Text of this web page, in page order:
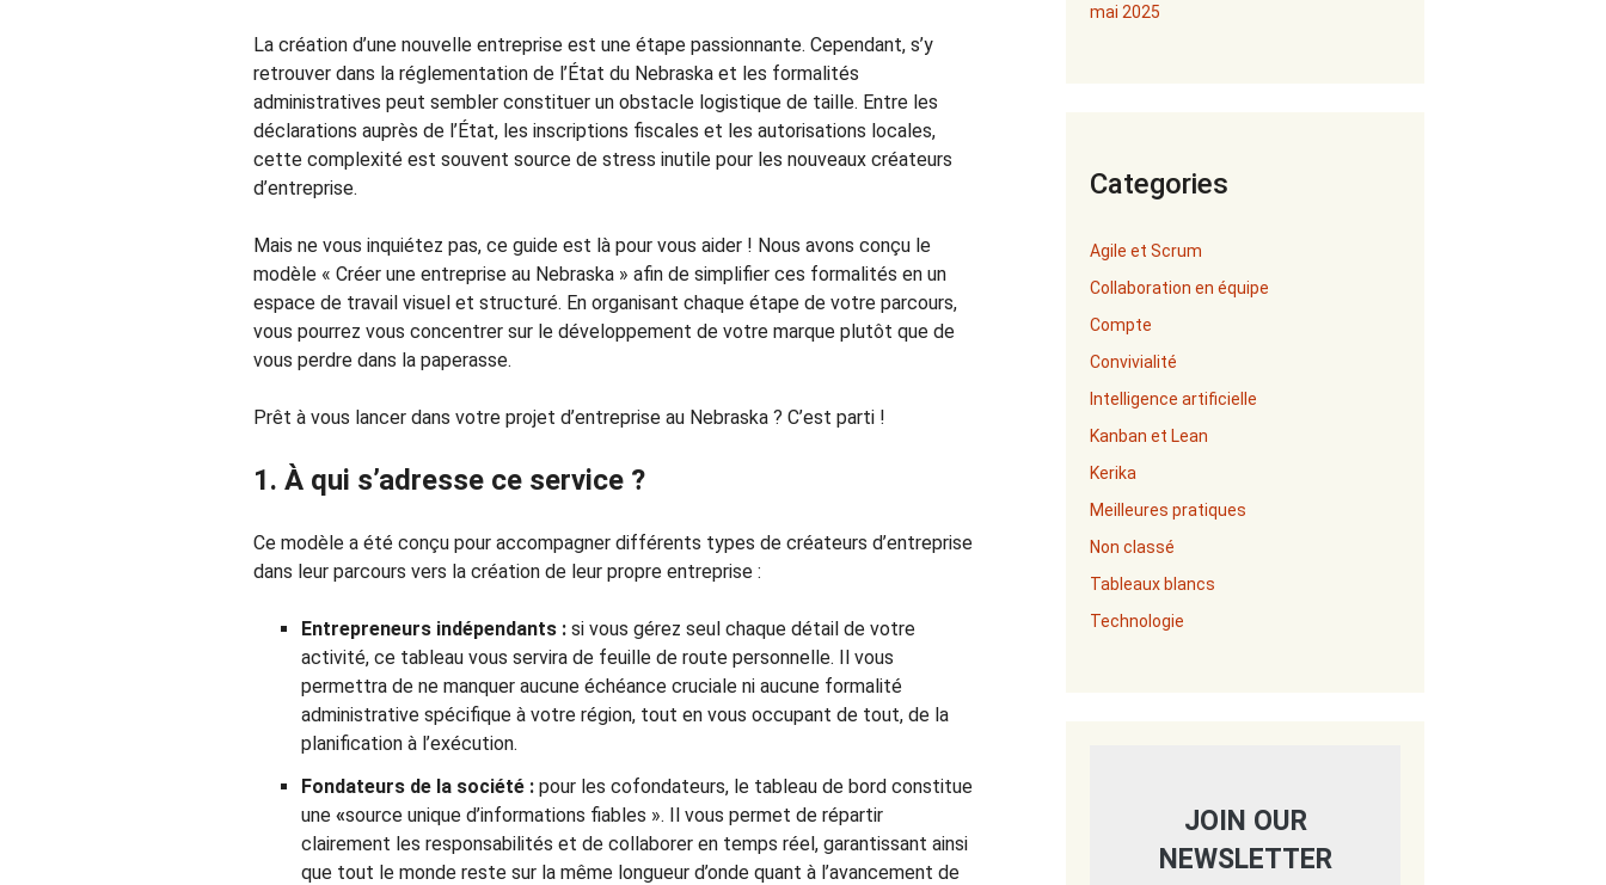
La création d’une nouvelle entreprise est une étape passionnante. Cependant, s’y
retrouver dans la réglementation de l’État du Nebraska et les formalités
administratives peut sembler constituer un obstacle logistique de taille. Entre les
déclarations auprès de l’État, les inscriptions fiscales et les autorisations locales,
cette complexité est souvent source de stress inutile pour les nouveaux créateurs
d’entreprise.
Mais ne vous inquiétez pas, ce guide est là pour vous aider ! Nous avons conçu le
modèle « Créer une entreprise au Nebraska » afin de simplifier ces formalités en un
espace de travail visuel et structuré. En organisant chaque étape de votre parcours,
vous pourrez vous concentrer sur le développement de votre marque plutôt que de
vous perdre dans la paperasse.
Prêt à vous lancer dans votre projet d’entreprise au Nebraska ? C’est parti !
1. À qui s’adresse ce service ?
Ce modèle a été conçu pour accompagner différents types de créateurs d’entreprise
dans leur parcours vers la création de leur propre entreprise :
Entrepreneurs indépendants : si vous gérez seul chaque détail de votre
activité, ce tableau vous servira de feuille de route personnelle. Il vous
permettra de ne manquer aucune échéance cruciale ni aucune formalité
administrative spécifique à votre région, tout en vous occupant de tout, de la
planification à l’exécution.
Fondateurs de la société : pour les cofondateurs, le tableau de bord constitue
une «source unique d’informations fiables ». Il vous permet de répartir
clairement les responsabilités et de collaborer en temps réel, garantissant ainsi
que tout le monde reste sur la même longueur d’onde quant à l’avancement de
mai 2025
Categories
Agile et Scrum
Collaboration en équipe
Compte
Convivialité
Intelligence artificielle
Kanban et Lean
Kerika
Meilleures pratiques
Non classé
Tableaux blancs
Technologie
JOIN OUR
NEWSLETTER